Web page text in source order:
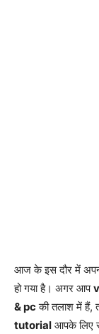
आज के इस दौर में
हो गया है। अगर आप
& pcकी तलाश में हैं,
tutorial आपके लिए